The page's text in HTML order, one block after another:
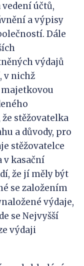
účtů,
a výpisy
Dále
výdajů
v nichž
stěžovatelka
a důvody, pro
stěžovatelce
v kasační
že jí měly být
se založením
výdaje,
se Nejvyšší
výdaji